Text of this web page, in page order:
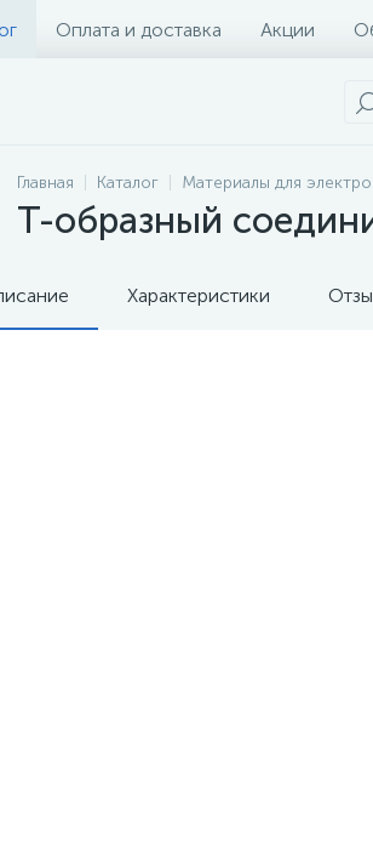
Оплата и доставка Акции
Главная Каталог Материалы для
Т-образный
Характеристики